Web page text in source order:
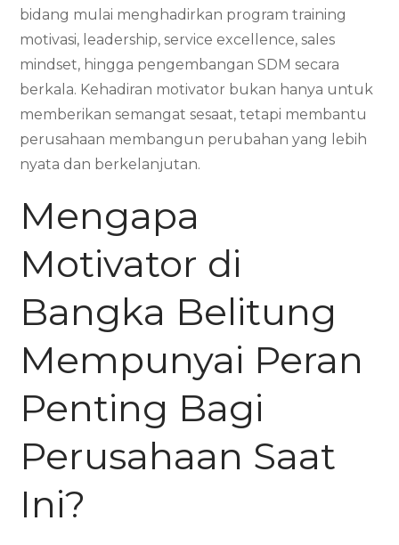
bidang mulai menghadirkan program training
motivasi, leadership, service excellence, sales
mindset, hingga pengembangan SDM secara
berkala. Kehadiran motivator bukan hanya untuk
memberikan semangat sesaat, tetapi membantu
perusahaan membangun perubahan yang lebih
nyata dan berkelanjutan.
Mengapa
Motivator di
Bangka Belitung
Mempunyai Peran
Penting Bagi
Perusahaan Saat
Ini?